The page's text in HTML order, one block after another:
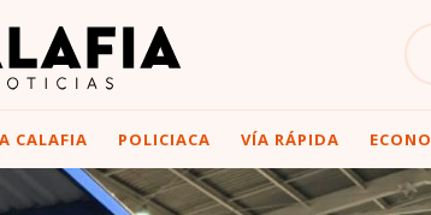
CALAFIA POLICIACA VÍA RÁPIDA